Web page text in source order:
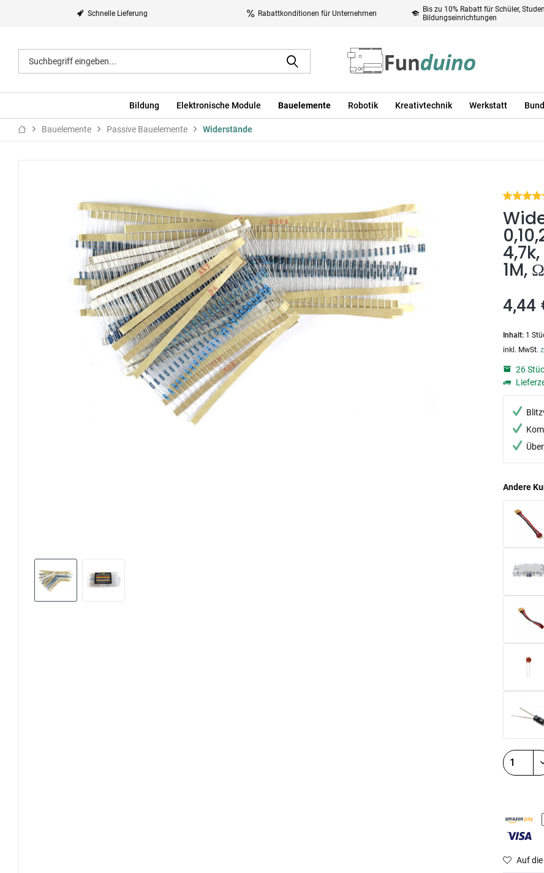
Schnelle Lieferung Rabattkonditionen für Unternehmen
Bis zu 10% Rabatt für Schüler,
Bildungseinrichtungen
Bildung Elektronische Module Bauelemente Robotik Kreativtechnik Werkstatt
Bauelemente Passive Bauelemente Widerstände
1M,
4,44
Inhalt: 1
inkl. MwSt.
26
Andere
Auf